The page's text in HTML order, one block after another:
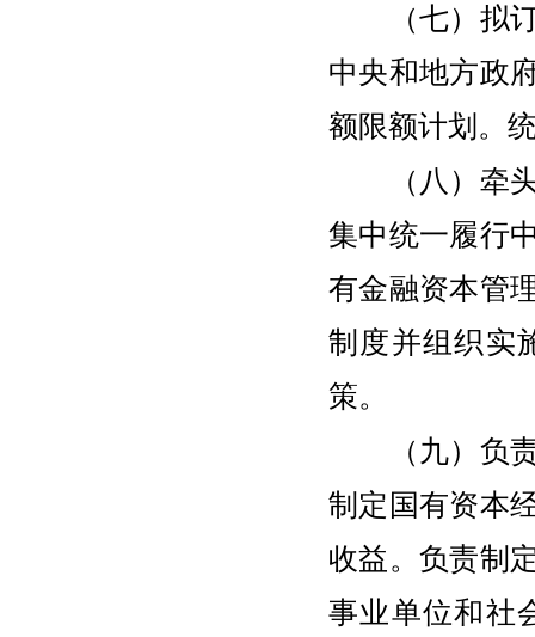
（七）拟订
中央和地方政
额限额计划。
（八）牵头
集中统一履行
有金融资本管
制度并组织实
策。
（九）负责
制定国有资本
收益。负责制
事业单位和社